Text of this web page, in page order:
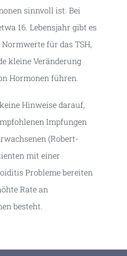
sinnvoll ist. Bei
16. Lebensjahr gibt es
für das TSH,
kleine Veränderung
Hormonen führen.
Hinweise darauf,
Impfungen
(Robert-
mit einer
Probleme bereiten
Rate an
besteht.